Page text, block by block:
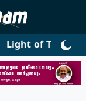
Light of Truth